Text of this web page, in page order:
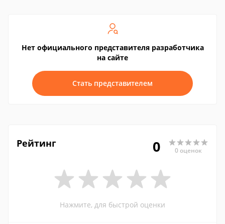
Нет официального представителя разработчика
на сайте
Стать представителем
Рейтинг 0 0 оценок
Нажмите, для быстрой оценки